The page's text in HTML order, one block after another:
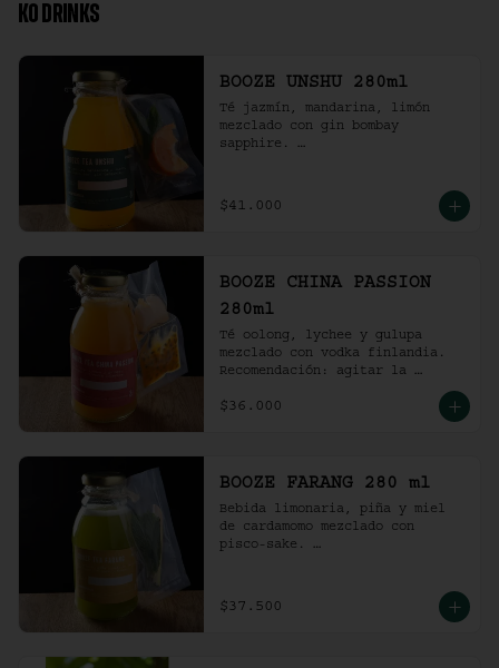
KO DRINKS
BOOZE UNSHU 280ml
Té jazmín, mandarina, limón
mezclado con gin bombay
sapphire.
con hielo al gusto.
$41.000
BOOZE CHINA PASSION
280ml
Té oolong, lychee y gulupa
mezclado con vodka finlandia.
Recomendación: agitar la
con hielo al gusto.
$36.000
BOOZE FARANG 280 ml
Bebida limonaria, piña y miel
de cardamomo mezclado con
pisco-sake.
con hielo al gusto.
$37.500